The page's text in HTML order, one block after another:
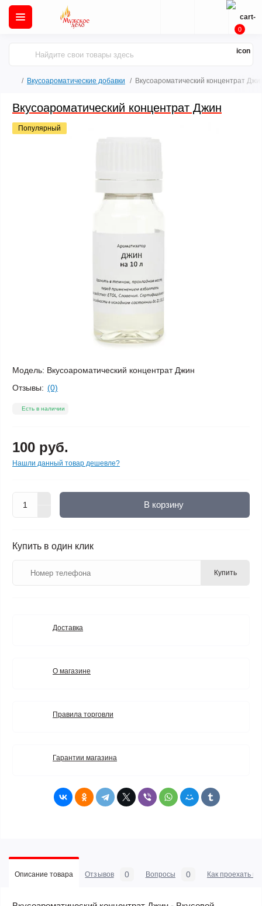
0
Вкусоароматические добавки Вкусоароматический концентрат
Вкусоароматический концентрат Джин
Популярный
Модель: Вкусоароматический концентрат Джин
Отзывы: (0)
Есть в наличии
100 руб.
Нашли данный товар дешевле?
В корзину
Купить в один клик
Купить
Доставка
О магазине
Правила торговли
Гарантии магазина
Описание товара Отзывов 0 Вопросы 0 Как проехать в